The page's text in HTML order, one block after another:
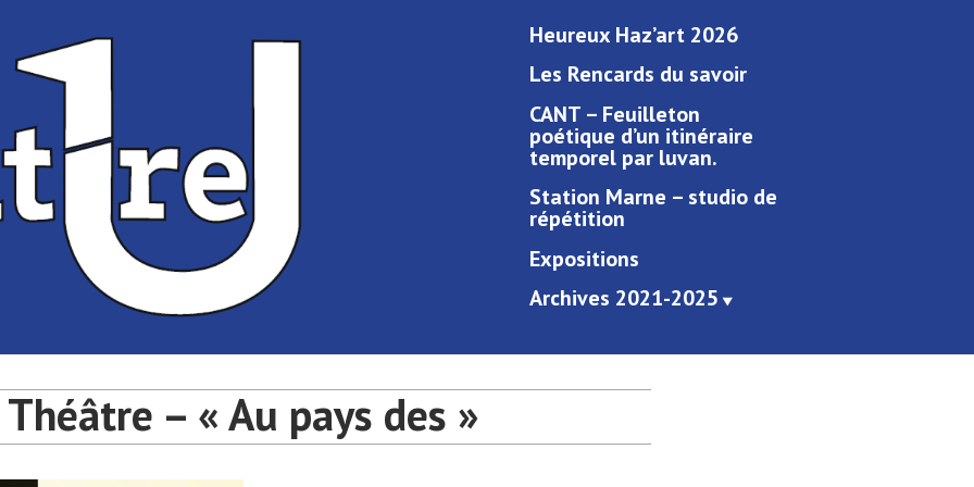
Bordeaux
Heureux Haz’art 2026
Les Rencards du savoir
CANT – Feuilleton
poétique d’un itinéraire
temporel par luvan.
Station Marne – studio de
répétition
Expositions
Archives 2021-2025
Théâtre – « Au pays des »